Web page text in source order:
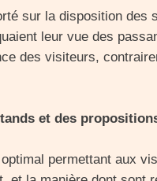
sur la disposition des
leur vue des
des visiteurs,
et des
optimal permettant aux